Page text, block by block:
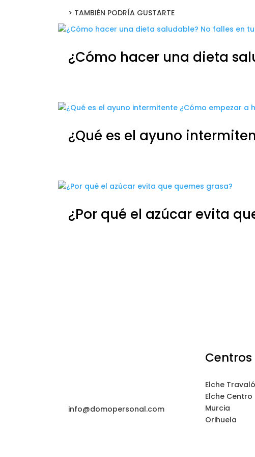
> TAMBIÉN PODRÍA GUSTARTE
¿Cómo hacer una dieta
¿Qué es el ayuno
¿Por qué el azúcar evita
info@domopersonal.com
Centros
Elche
Elche Centro
Murcia
Orihuela